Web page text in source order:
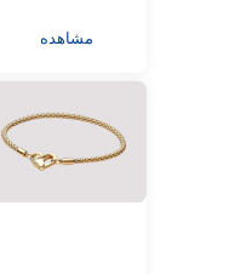
مشاهده